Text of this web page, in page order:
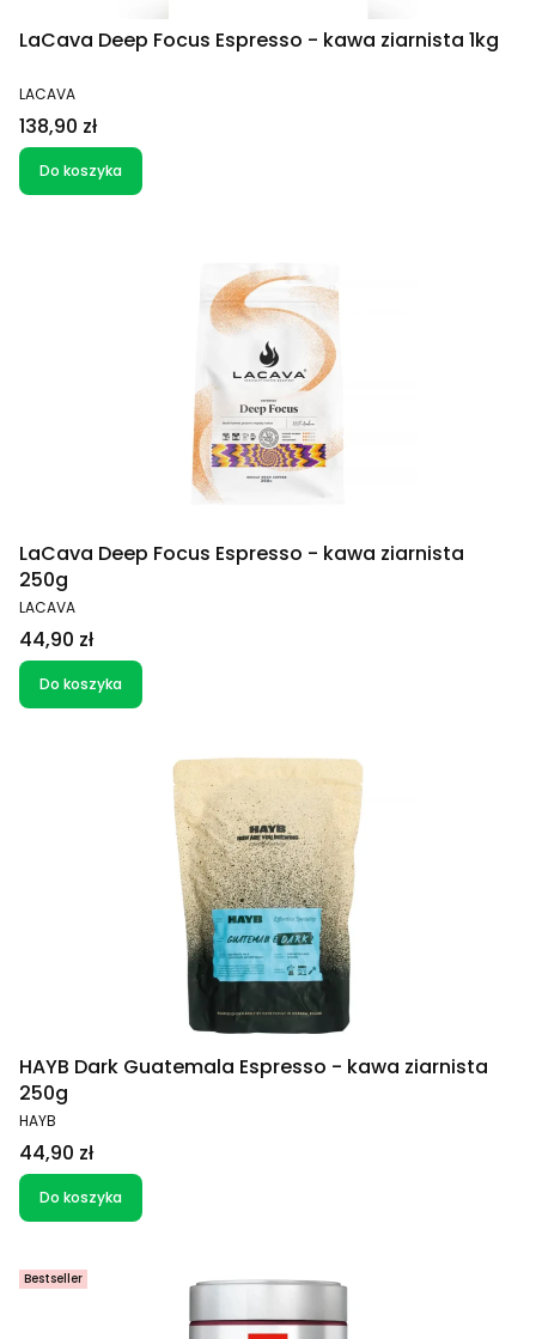
LaCava Deep Focus Espresso - kawa ziarnista 1kg
PRODUCENT
LACAVA
Cena
138,90 zł
Do koszyka
LaCava Deep Focus Espresso - kawa ziarnista
250g
PRODUCENT
LACAVA
Cena
44,90 zł
Do koszyka
HAYB Dark Guatemala Espresso - kawa ziarnista
250g
PRODUCENT
HAYB
Cena
44,90 zł
Do koszyka
Bestseller